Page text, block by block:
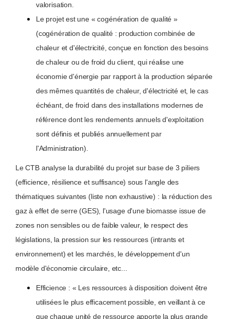
valorisation.
Le projet est une « cogénération de qualité »
(cogénération de qualité : production combinée de
chaleur et d'électricité, conçue en fonction des besoins
de chaleur ou de froid du client, qui réalise une
économie d'énergie par rapport à la production séparée
des mêmes quantités de chaleur, d'électricité et, le cas
échéant, de froid dans des installations modernes de
référence dont les rendements annuels d'exploitation
sont définis et publiés annuellement par
l'Administration).
Le CTB analyse la durabilité du projet sur base de 3 piliers
(efficience, résilience et suffisance) sous l'angle des
thématiques suivantes (liste non exhaustive) : la réduction des
gaz à effet de serre (GES), l'usage d'une biomasse issue de
zones non sensibles ou de faible valeur, le respect des
législations, la pression sur les ressources (intrants et
environnement) et les marchés, le développement d'un
modèle d'économie circulaire, etc...
Efficience : « Les ressources à disposition doivent être
utilisées le plus efficacement possible, en veillant à ce
que chaque unité de ressource apporte la plus grande